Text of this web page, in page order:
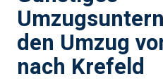
den Umzug
nach Krefeld